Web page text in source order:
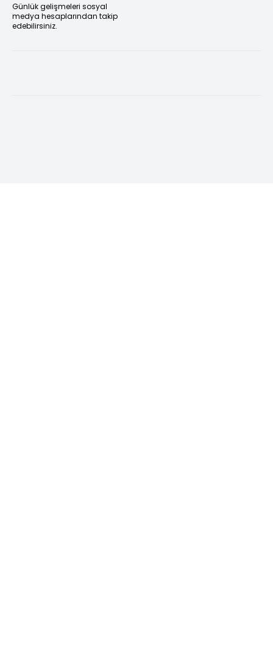
Günlük gelişmeleri sosyal
medya hesaplarından takip
edebilirsiniz.